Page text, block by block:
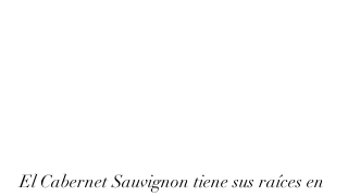
El Cabernet Sauvignon tiene sus raíces en